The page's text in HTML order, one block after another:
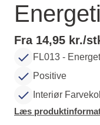
Fra 14,95 kr./
FL013 -
Positive
Interiør
Læs